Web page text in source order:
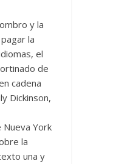
y la
la
el
de
cadena
Dickinson,
York
la
una y